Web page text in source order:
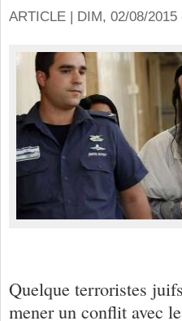
ARTICLE | DIM, 02/08/2015
Quelque terroristes
mener un conflit avec